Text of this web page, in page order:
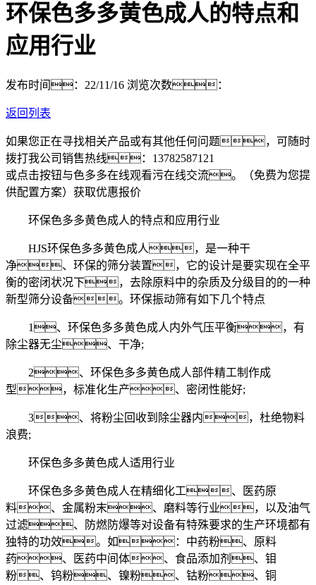
环保色多多黄色成人的特点和
应用行业
发布时间：22/11/16 浏览次数：
返回列表
如果您正在寻找相关产品或有其他任何问题，可随时
拨打我公司销售热线： 13782587121
或点击按钮与色多多在线观看污在线交流。（免费为您提
供配置方案） 获取优惠报价
环保色多多黄色成人的特点和应用行业
HJS环保色多多黄色成人，是一种干
净、环保的筛分装置，它的设计是要实现在全平
衡的密闭状况下，去除原料中的杂质及分级目的的一种
新型筛分设备。环保振动筛有如下几个特点
1、环保色多多黄色成人内外气压平衡，有
除尘器无尘、干净;
2、环保色多多黄色成人部件精工制作成
型，标准化生产、密闭性能好;
3、将粉尘回收到除尘器内，杜绝物料
浪费;
环保色多多黄色成人适用行业
环保色多多黄色成人在精细化工、医药原
料、金属粉末、磨料等行业，以及油气
过滤、防燃防爆等对设备有特殊要求的生产环境都有
独特的功效。如：中药粉、原料
药、医药中间体、食品添加剂、钼
粉、钨粉、镍粉、钴粉、铜